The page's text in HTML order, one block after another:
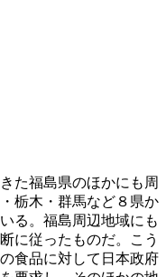
た福島県のほかにも周
栃木・群馬など８県か
る。福島周辺地域にも
に従ったものだ。こう
食品に対して日本政府